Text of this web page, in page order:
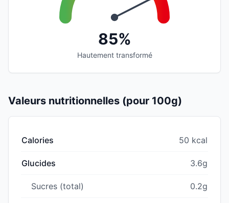
85%
Hautement transformé
Valeurs nutritionnelles (pour 100g)
Calories 50 kcal
Glucides 3.6g
Sucres (total) 0.2g